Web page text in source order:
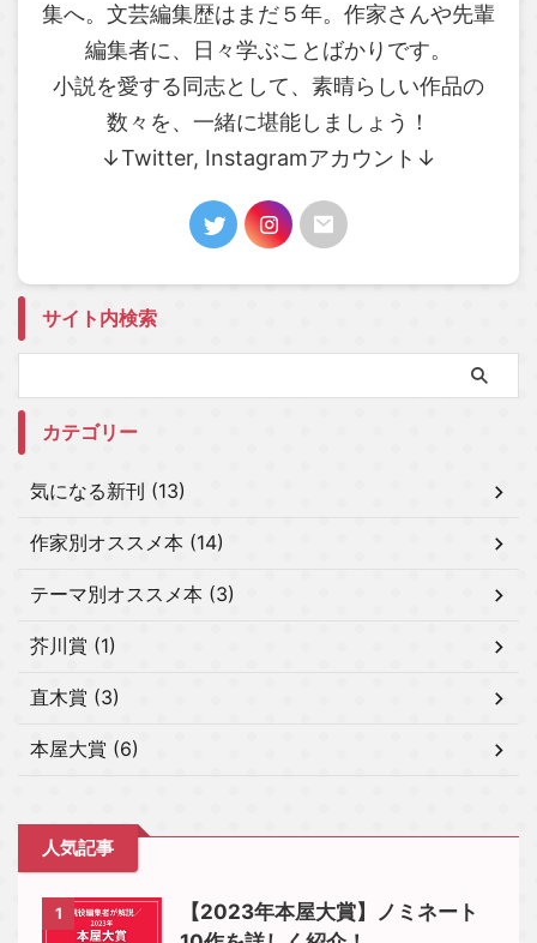
集へ。文芸編集歴はまだ５年。作家さんや先輩
編集者に、日々学ぶことばかりです。
小説を愛する同志として、素晴らしい作品の
数々を、一緒に堪能しましょう！
↓Twitter, Instagramアカウント↓
サイト内検索
カテゴリー
気になる新刊 (13)
作家別オススメ本 (14)
テーマ別オススメ本 (3)
芥川賞 (1)
直木賞 (3)
本屋大賞 (6)
人気記事
1
【2023年本屋大賞】ノミネート